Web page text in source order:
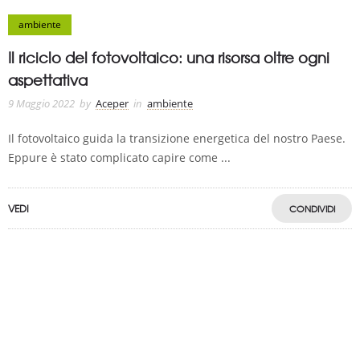
ambiente
Il riciclo del fotovoltaico: una risorsa oltre ogni
aspettativa
9 Maggio 2022 by Aceper in ambiente
Il fotovoltaico guida la transizione energetica del nostro Paese.
Eppure è stato complicato capire come ...
VEDI CONDIVIDI